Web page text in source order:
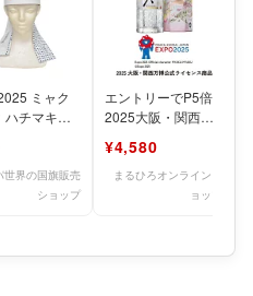
ミャク
ハチマキ手
・関西
世界の国旗販売
ショップ
エントリーでP5倍
2025大阪・関西万
品 数量限定 サント
リ
¥4,580
まるひろオンラインシ
ョップ